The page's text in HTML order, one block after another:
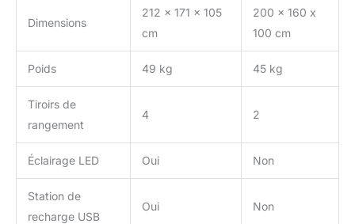
lit sera expédié en 2
boîtes et peut arriver à
des dates différentes. Si
les deux colis arrivent
mais qu'il manque des
le service client. Lorsque
soulevez-le au lieu de le
Dimensions
212 x 171 x 105
cm
200 x 160 x
100 cm
Poids 49 kg 45 kg
Tiroirs de
rangement
4 2
Éclairage LED Oui Non
Station de
recharge USB
Oui Non